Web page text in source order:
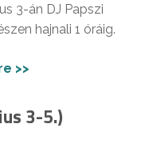
3-án DJ Papszi
hajnali 1 óráig.
>>
3-5.)